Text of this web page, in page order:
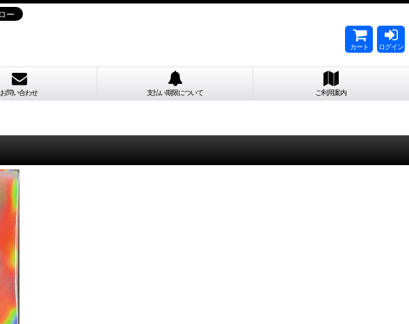
カート ログイン
お問い合わせ 支払い期限について ご利用案内